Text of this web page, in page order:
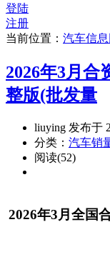
登陆
注册
当前位置： 汽车信息
2026年3月合
整版(批发量
liuying 发布于
分类： 汽车销
阅读(52)
2026年3月全国